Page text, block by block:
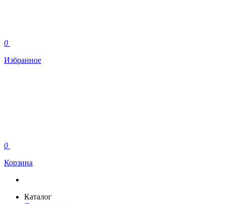
0
Избранное
0
Корзина
Каталог